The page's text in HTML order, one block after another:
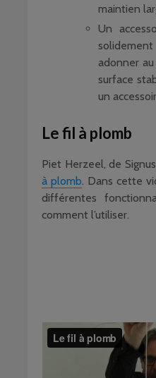
maintien
Un
adonner
surface
un
Le fil à plomb
Piet Herzeel, de
à plomb. Dans cette
différentes
comment l’utiliser.